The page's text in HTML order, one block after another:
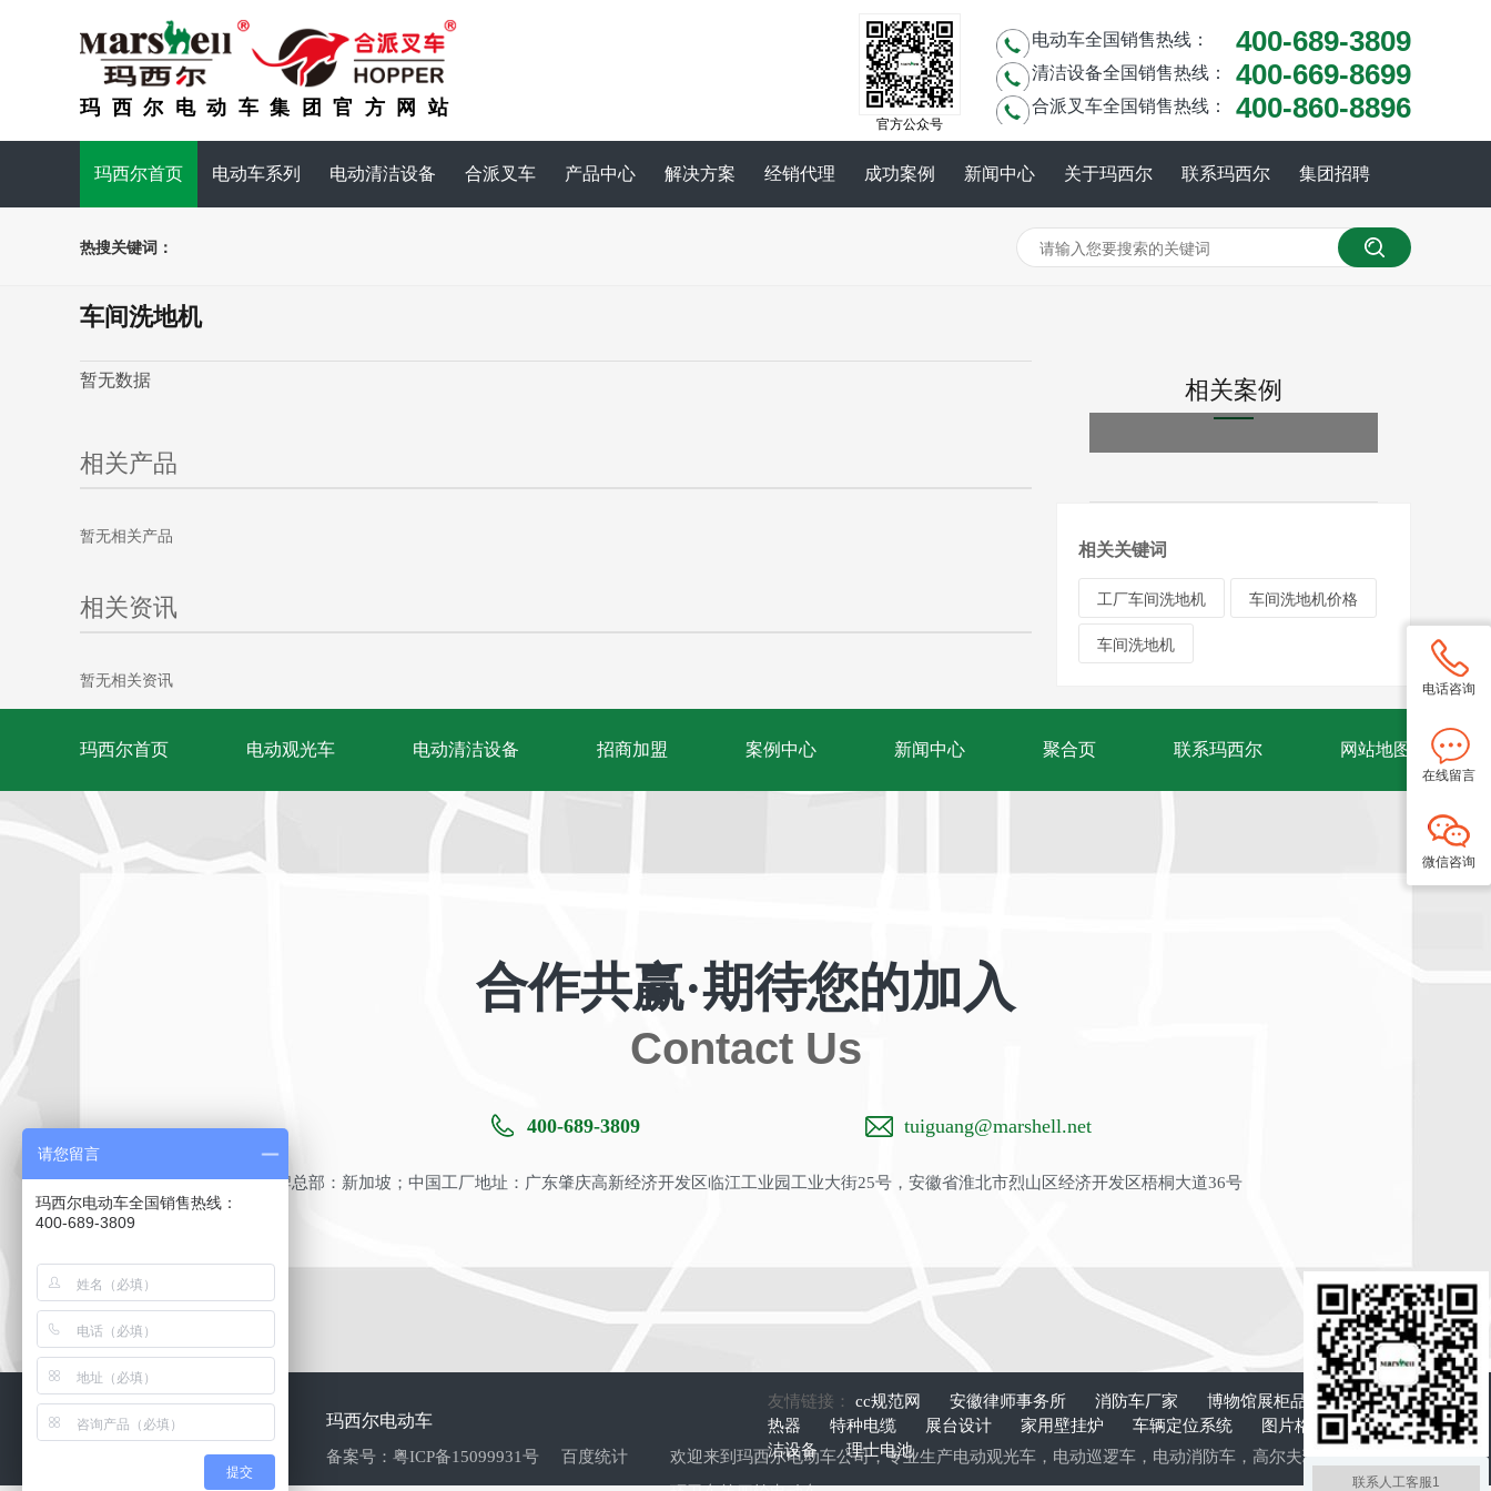
玛西尔电动车集团官方网站
电动车全国销售热线： 400-689-3809
清洁设备全国销售热线： 400-669-8699
合派叉车全国销售热线： 400-860-8896
官方公众号
玛西尔首页 电动车系列 电动清洁设备 合派叉车 产品中心 解决方案 经销代理 成功案例 新闻中心 关于玛西尔 联系玛西尔 集团招聘
热搜关键词：
车间洗地机
暂无数据
相关产品
暂无相关产品
相关资讯
暂无相关资讯
相关案例
相关关键词
工厂车间洗地机 车间洗地机价格
车间洗地机
玛西尔首页 电动观光车 电动清洁设备 招商加盟 案例中心 新闻中心 聚合页 联系玛西尔 网站地图
合作共赢·期待您的加入
Contact Us
400-689-3809 tuiguang@marshell.net
品牌总部：新加坡；中国工厂地址：广东肇庆高新经济开发区临江工业园工业大街25号，安徽省淮北市烈山区经济开发区梧桐大道36号
玛西尔电动车
备案号： 粤ICP备15099931号 百度统计 欢迎来到玛西尔电动车公司，专业生产电动观光车 ， 电动巡逻车 ， 电动消防车 ， 高尔夫球车
友情链接： cc规范网 安徽律师事务所 消防车厂家 博物馆展柜品牌
板式换
热器
特种电缆 展台设计 家用壁挂炉 车辆定位系统 图片格式转换
清
洁设备
理士电池
电话咨询
在线留言
微信咨询
联系人工客服1
请您留言
玛西尔电动车全国销售热线：
400-689-3809
提交